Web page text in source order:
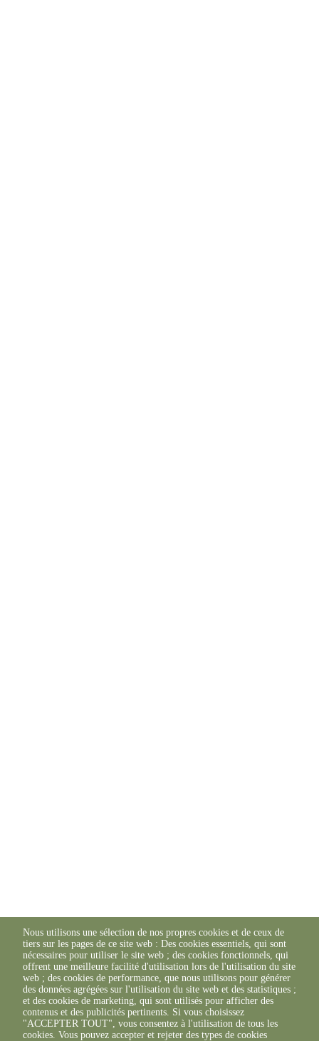
Nous utilisons une sélection de nos propres cookies et de ceux de
tiers sur les pages de ce site web : Des cookies essentiels, qui sont
nécessaires pour utiliser le site web ; des cookies fonctionnels, qui
offrent une meilleure facilité d'utilisation lors de l'utilisation du site
web ; des cookies de performance, que nous utilisons pour générer
des données agrégées sur l'utilisation du site web et des statistiques ;
et des cookies de marketing, qui sont utilisés pour afficher des
contenus et des publicités pertinents. Si vous choisissez
"ACCEPTER TOUT", vous consentez à l'utilisation de tous les
cookies. Vous pouvez accepter et rejeter des types de cookies